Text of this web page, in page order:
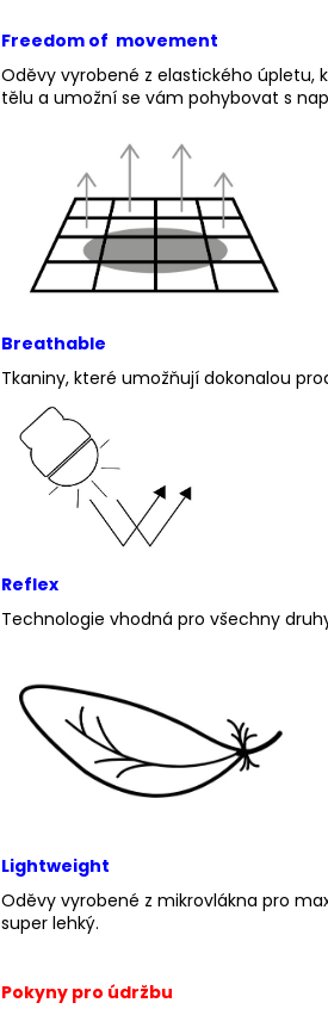
Freedom of movement
Oděvy vyrobené z elastického
tělu a umožní se vám pohybovat s
Breathable
Tkaniny, které umožňují dokonalou
Reflex
Technologie vhodná pro všechny
Lightweight
Oděvy vyrobené z mikrovlákna pro
super lehký.
Pokyny pro údržbu